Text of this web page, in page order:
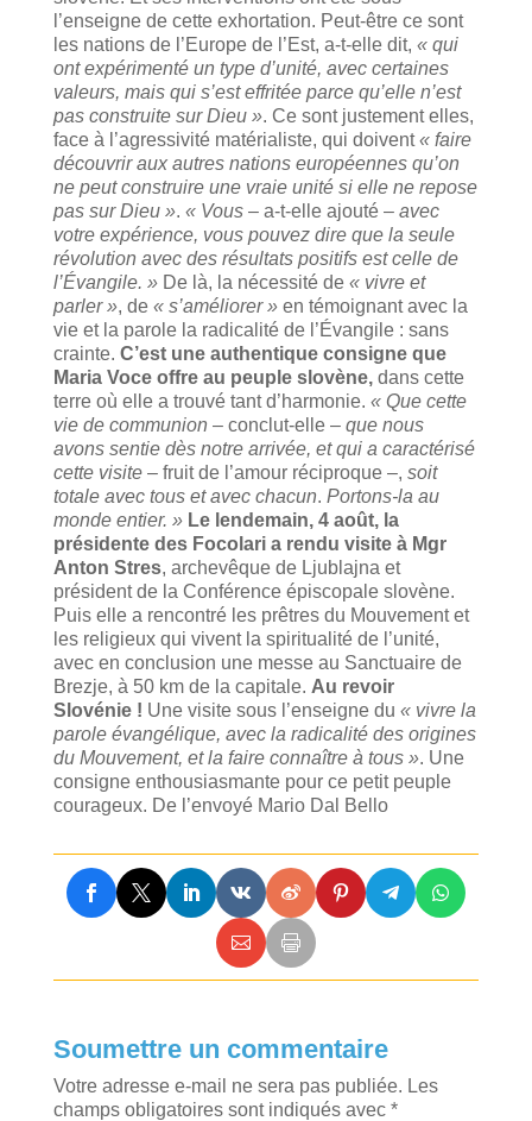
l’enseigne de cette exhortation. Peut-être ce sont
les nations de l’Europe de l’Est, a-t-elle dit, « qui
ont expérimenté un type d’unité, avec certaines
valeurs, mais qui s’est effritée parce qu’elle n’est
pas construite sur Dieu ». Ce sont justement elles,
face à l’agressivité matérialiste, qui doivent« faire
découvrir aux autres nations européennes qu’on
ne peut construire une vraie unité si elle ne repose
pas sur Dieu ». « Vous – a-t-elle ajouté – avec
votre expérience, vous pouvez dire que la seule
révolution avec des résultats positifs est celle de
l’Évangile. » De là, la nécessité de « vivre et
parler », de « s’améliorer » en témoignant avec la
vie et la parole la radicalité de l’Évangile : sans
crainte. C’est une authentique consigne que
Maria Voce offre au peuple slovène, dans cette
terre où elle a trouvé tant d’harmonie. « Que cette
vie de communion – conclut-elle – que nous
avons sentie dès notre arrivée, et qui a caractérisé
cette visite – fruit de l’amour réciproque –, soit
totale avec tous et avec chacun. Portons-la au
monde entier. » Le lendemain, 4 août, la
présidente des Focolari a rendu visite à Mgr
Anton Stres, archevêque de Ljublajna et
président de la Conférence épiscopale slovène.
Puis elle a rencontré les prêtres du Mouvement et
les religieux qui vivent la spiritualité de l’unité,
avec en conclusion une messe au Sanctuaire de
Brezje, à 50 km de la capitale. Au revoir
Slovénie ! Une visite sous l’enseigne du « vivre la
parole évangélique, avec la radicalité des origines
du Mouvement, et la faire connaître à tous ». Une
consigne enthousiasmante pour ce petit peuple
courageux. De l’envoyé Mario Dal Bello
Soumettre un commentaire
Votre adresse e-mail ne sera pas publiée. Les
champs obligatoires sont indiqués avec *